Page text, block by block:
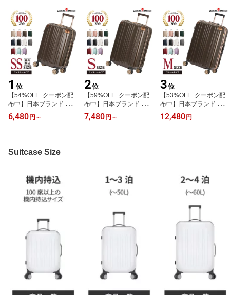
1 位
【54%OFF+クーポン配
布中】日本ブランド レジ
ェンドウォーカー スーツ
ケース 機内持ち込み キ
EGEND WALKER キャリ
ーバッグ 小型 SSサイズ
軽量 静音 大容量 旅行 ビ
ジネス レディース メン
6,480 円 ～
2位
【59%OFF+クーポン配
布中】日本ブランド レジ
ェンドウォーカー スーツ
ケース Sサイズ 5122-55
ック 1年修理保証 旅行 修
学旅行 レディース メン
7,480 円 ～
3位
【53%OFF+クーポン配
布中】日本ブランド レジ
ェンドウォーカー スーツ
ケース Mサイズ 5122-62
ック 旅行 修学旅行 海外
旅行 メンズ レディース
12,480 円
Suitcase Size